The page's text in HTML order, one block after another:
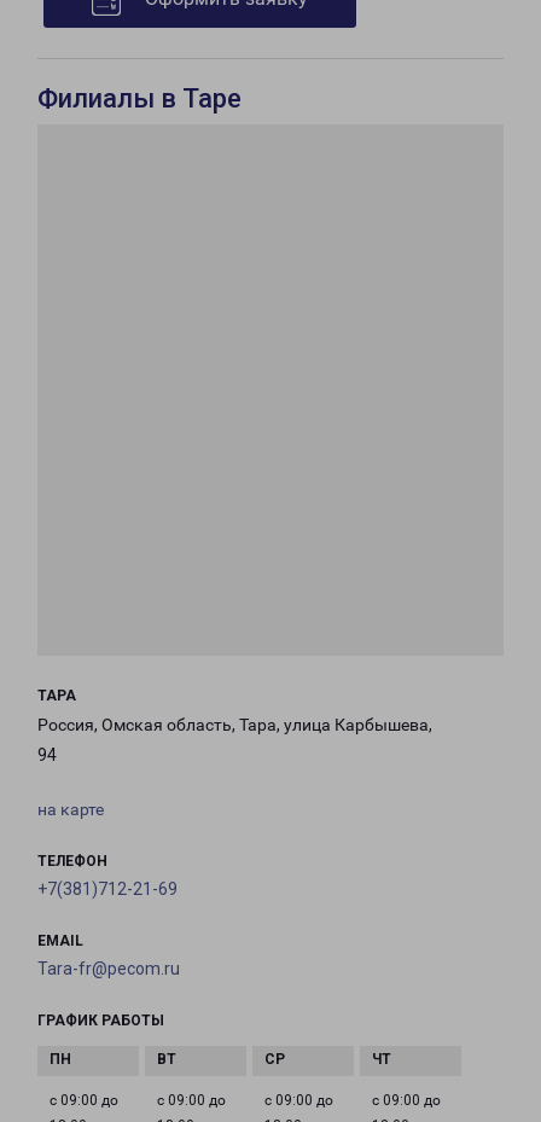
Филиалы в Таре
ТАРА
Россия, Омская область, Тара, улица Карбышева,
94
на карте
ТЕЛЕФОН
+7(381)712-21-69
EMAIL
Tara-fr@pecom.ru
ГРАФИК РАБОТЫ
с 09:00 до
с 09:00 до
с 09:00 до
с 09:00 до